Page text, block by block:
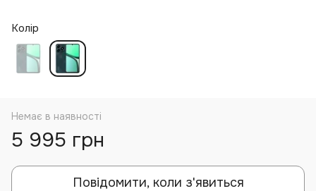
Колір
Немає в наявності
5 995 грн
Повідомити, коли з'явиться